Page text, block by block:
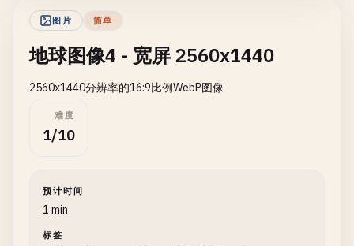
图片 简单
地球图像4 - 宽屏 2560x1440
2560x1440分辨率的16:9比例WebP图像
难度
1/10
预计时间
1 min
标签